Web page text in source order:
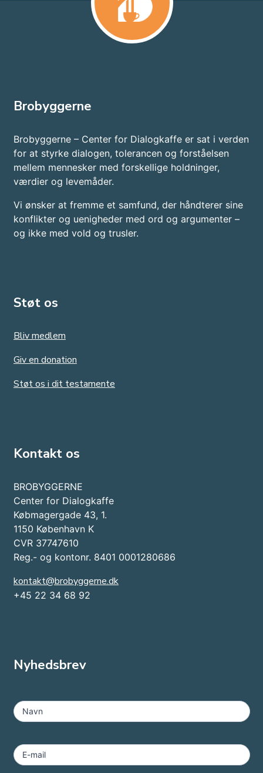
Brobyggerne
Brobyggerne – Center for Dialogkaffe er sat i verden
for at styrke dialogen, tolerancen og forståelsen
mellem mennesker med forskellige holdninger,
værdier og levemåder.
Vi ønsker at fremme et samfund, der håndterer sine
konflikter og uenigheder med ord og argumenter –
og ikke med vold og trusler.​
Støt os
Bliv medlem
Giv en donation
Støt os i dit testamente
Kontakt os
BROBYGGERNE
Center for Dialogkaffe
Købmagergade 43, 1.
1150 København K
CVR 37747610
Reg.- og kontonr. 8401 0001280686
kontakt@brobyggerne.dk
+45 22 34 68 92
Nyhedsbrev
-
Footer
Navn
E-mail